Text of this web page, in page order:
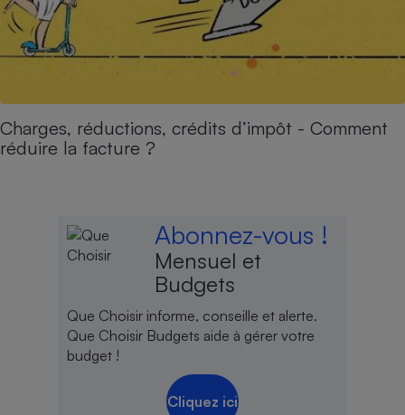
Charges, réductions, crédits d’impôt - Comment
réduire la facture ?
Abonnez-vous !
Mensuel et
Budgets
Que Choisir informe, conseille et alerte.
Que Choisir Budgets aide à gérer votre
budget !
Cliquez ici